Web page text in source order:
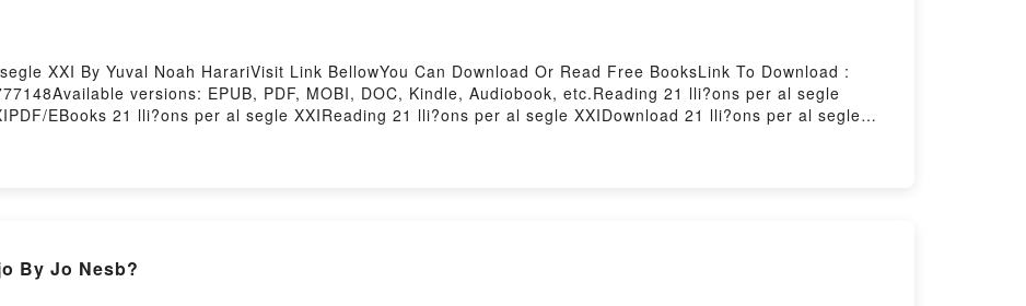
XXI By Yuval Noah HarariVisit Link BellowYou Can Download Or Read Free BooksLink To Download :
versions: EPUB, PDF, MOBI, DOC, Kindle, Audiobook, etc.Reading 21 lli?ons per al segle
EBooks 21 lli?ons per al segle XXIReading 21 lli?ons per al segle XXIDownload 21 lli?ons per al segle
By Jo Nesb?